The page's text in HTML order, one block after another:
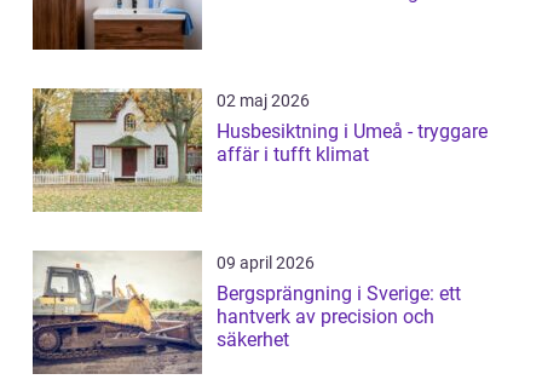
02 maj 2026
Husbesiktning i Umeå - tryggare
affär i tufft klimat
09 april 2026
Bergsprängning i Sverige: ett
hantverk av precision och
säkerhet